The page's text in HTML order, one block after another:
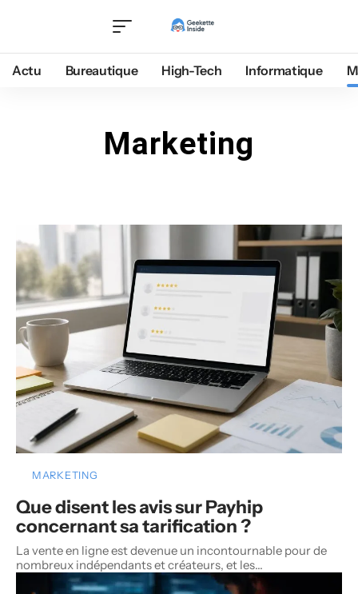
Actu Bureautique High-Tech Informatique
Marketing
MARKETING
Que disent les avis sur Payhip
concernant sa tarification ?
La vente en ligne est devenue un incontournable pour de
nombreux indépendants et créateurs, et les…